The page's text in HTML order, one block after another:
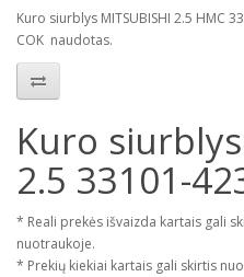
Kuro siurblys MITSUBISHI 2.5 HMC
COK naudotas.
Kuro siurblys
2.5 33101-
* Reali prekės išvaizda kartais gali
nuotraukoje.
* Prekių kiekiai kartais gali skirtis